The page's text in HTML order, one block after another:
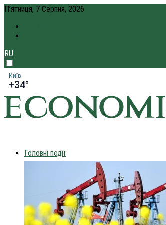
П’ятниця, 7 Серпня, 2026
RU
Київ
+34°
Головні події